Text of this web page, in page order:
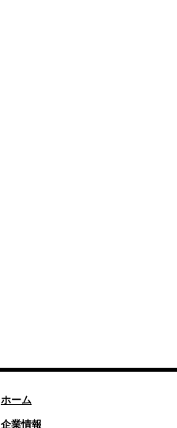
ホーム
企業情報